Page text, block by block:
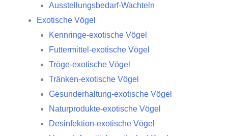
Ausstellungsbedarf-Wachteln
Exotische Vögel
Kennringe-exotische Vögel
Futtermittel-exotische Vögel
Tröge-exotische Vögel
Tränken-exotische Vögel
Gesunderhaltung-exotische Vögel
Naturprodukte-exotische Vögel
Desinfektion-exotische Vögel